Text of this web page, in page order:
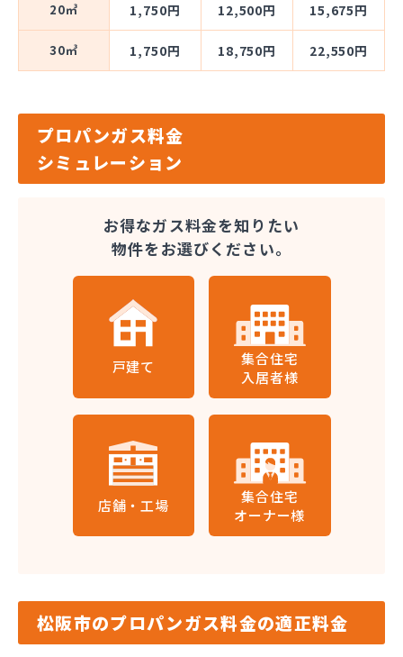
20㎥ 1,750円 12,500円 15,675円
30㎥ 1,750円 18,750円 22,550円
プロパンガス料金
シミュレーション
お得なガス料金を知りたい
物件をお選びください。
戸建て
集合住宅
入居者様
店舗・工場
集合住宅
オーナー様
松阪市のプロパンガス料金の適正料金